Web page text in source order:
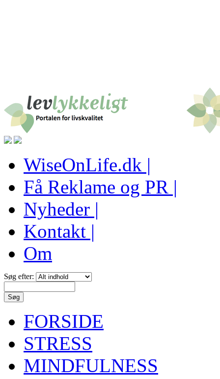
WiseOnLife.dk |
Få Reklame og PR |
Nyheder |
Kontakt |
Om
Søg efter:
FORSIDE
STRESS
MINDFULNESS